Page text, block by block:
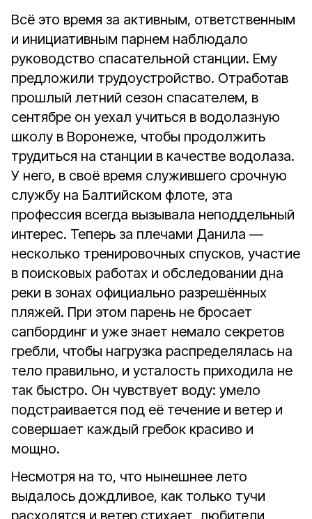
Всё это время за активным, ответственным
и инициативным парнем наблюдало
руководство спасательной станции. Ему
предложили трудоустройство. Отработав
прошлый летний сезон спасателем, в
сентябре он уехал учиться в водолазную
школу в Воронеже, чтобы продолжить
трудиться на станции в качестве водолаза.
У него, в своё время служившего срочную
службу на Балтийском флоте, эта
профессия всегда вызывала неподдельный
интерес. Теперь за плечами Данила —
несколько тренировочных спусков, участие
в поисковых работах и обследовании дна
реки в зонах официально разрешённых
пляжей. При этом парень не бросает
сапбординг и уже знает немало секретов
гребли, чтобы нагрузка распределялась на
тело правильно, и усталость приходила не
так быстро. Он чувствует воду: умело
подстраивается под её течение и ветер и
совершает каждый гребок красиво и
мощно.
Несмотря на то, что нынешнее лето
выдалось дождливое, как только тучи
расходятся и ветер стихает, любители